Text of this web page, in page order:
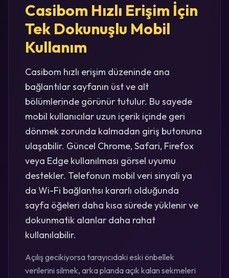
Casibom Hızlı Erişim İçin
Tek Dokunuşlu Mobil
Kullanım
Casibom hızlı erişim düzeninde ana
bağlantılar sayfanın üst ve alt
bölümlerinde görünür tutulur. Bu sayede
mobil kullanıcılar uzun içerik içinde geri
dönmek zorunda kalmadan giriş butonuna
ulaşabilir. Güncel Chrome, Safari, Firefox
veya Edge kullanılması görsel uyumu
destekler. Telefonun mobil veri sinyali ya
da Wi-Fi bağlantısı kararlı olduğunda
sayfa öğeleri daha kısa sürede yüklenir ve
dokunmatik alanlar daha rahat
kullanılabilir.
Açılış gecikiyorsa tarayıcıdaki eski önbellek
verilerini silmek, arka planda açık kalan sekmeleri